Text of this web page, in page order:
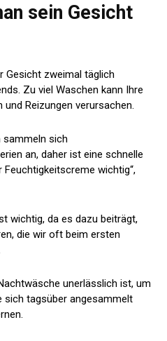
sein Gesicht
Gesicht zweimal täglich
Zu viel Waschen kann Ihre
Reizungen verursachen.
sammeln sich
an, daher ist eine schnelle
Feuchtigkeitscreme wichtig“,
wichtig, da es dazu beiträgt,
die wir oft beim ersten
unerlässlich ist, um
sich tagsüber angesammelt